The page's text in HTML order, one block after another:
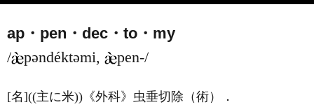
ap・pen・dec・to・my
/ pəndéktəmi, pen-/
[名]((主に米)) 《外科》 虫垂切除（術） ．